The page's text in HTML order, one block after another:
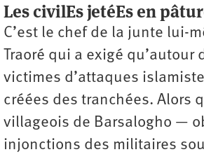
Les civilEs jetéEs en
C’est le chef de la junte lui-
Traoré qui a exigé qu’autour
victimes d’attaques
créées des tranchées. Alors
villageois de Barsalogho —
injonctions des militaires